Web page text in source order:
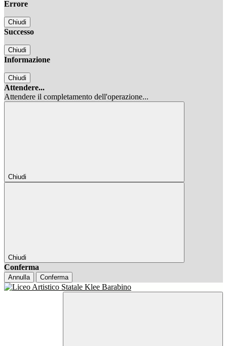
Errore
Chiudi
Successo
Chiudi
Informazione
Chiudi
Attendere...
Attendere il completamento dell'operazione...
Chiudi
Chiudi
Conferma
Annulla Conferma